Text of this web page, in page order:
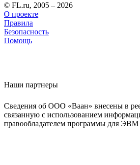
© FL.ru, 2005 – 2026
О проекте
Правила
Безопасность
Помощь
Наши партнеры
Сведения об ООО «Ваан» внесены в
связанную с использованием
правообладателем программы для